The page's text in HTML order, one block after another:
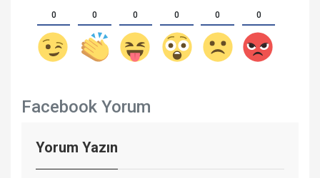
0 0 0 0 0 0
Facebook Yorum
Yorum Yazın